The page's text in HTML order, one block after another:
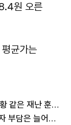
원 오른
균가는
'유람선 화재, 기름 유출'…가평군, 실제 상황 같은 재난 훈련 실시
중동 불안에 유류세 인하 연장 가닥…소비자 부담은 늘어날 듯